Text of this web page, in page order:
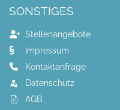
SONSTIGES
Stellenangebote
Impressum
Kontaktanfrage
Datenschutz
AGB